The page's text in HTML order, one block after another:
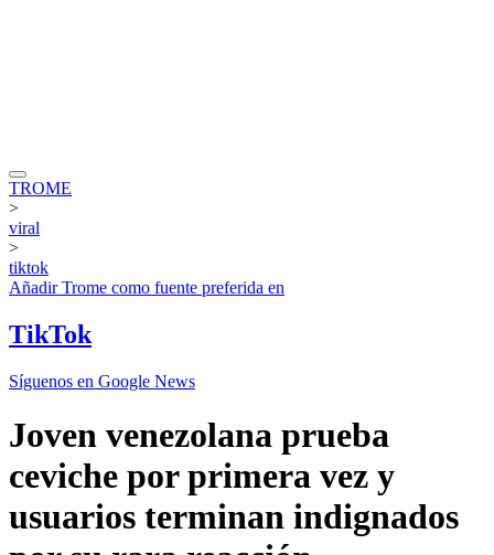
TROME
>
viral
>
tiktok
AñadirTrome como fuente preferida en
TikTok
Síguenos en Google News
Joven venezolana prueba
ceviche por primera vez y
usuarios terminan indignados